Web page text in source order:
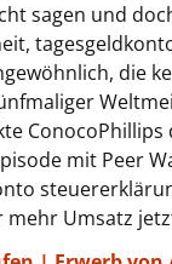
sagen und
die
mit Peer
mehr Umsatz